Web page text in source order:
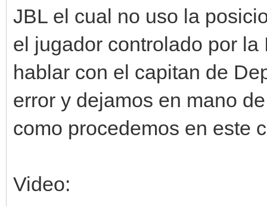
JBL el cual no uso la
el jugador controlado por
hablar con el capitan de
error y dejamos en mano
como procedemos en este
Video: